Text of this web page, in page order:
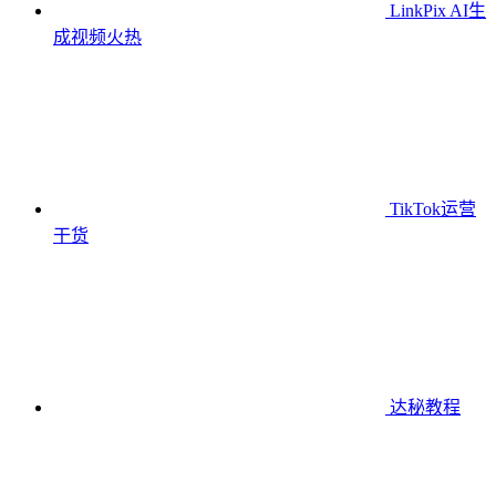
LinkPix AI生
成视频火热
TikTok运营
干货
达秘教程